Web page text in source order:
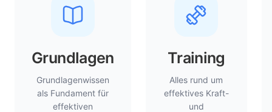
Grundlagen
Grundlagenwissen
als Fundament für
effektiven
Training
Alles rund um
effektives Kraft-
und